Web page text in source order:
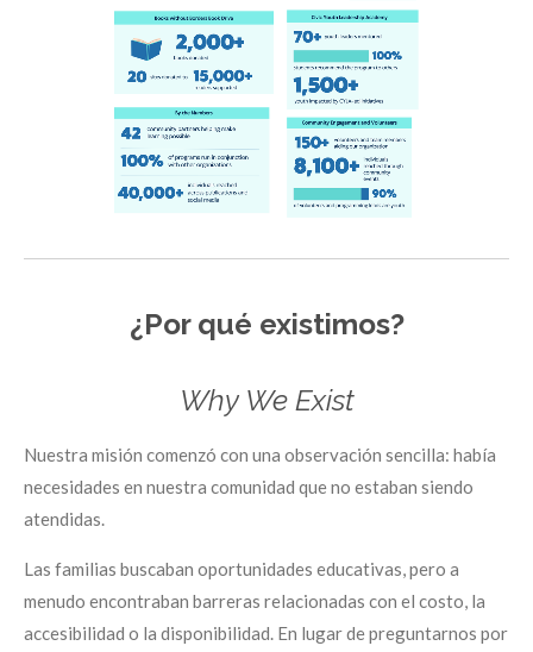
¿Por qué existimos?
Why We Exist
Nuestra misión comenzó con una observación sencilla: había
necesidades en nuestra comunidad que no estaban siendo
atendidas.
Las familias buscaban oportunidades educativas, pero a
menudo encontraban barreras relacionadas con el costo, la
accesibilidad o la disponibilidad. En lugar de preguntarnos por